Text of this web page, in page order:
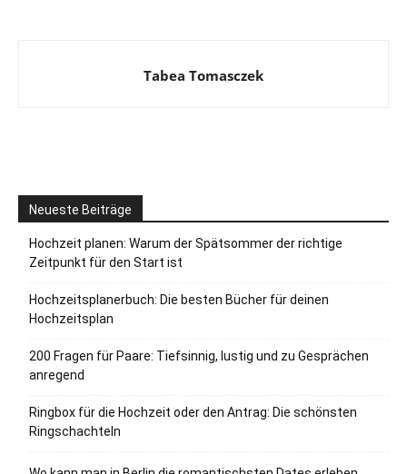
Tabea Tomasczek
Neueste Beiträge
Hochzeit planen: Warum der Spätsommer der richtige
Zeitpunkt für den Start ist
Hochzeitsplanerbuch: Die besten Bücher für deinen
Hochzeitsplan
200 Fragen für Paare: Tiefsinnig, lustig und zu Gesprächen
anregend
Ringbox für die Hochzeit oder den Antrag: Die schönsten
Ringschachteln